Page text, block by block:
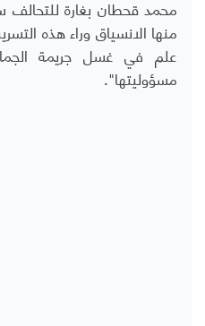
محمد قحطان بغارة
منها الانسياق وراء هذه
علم في غسل جريمة
مسؤوليتها".